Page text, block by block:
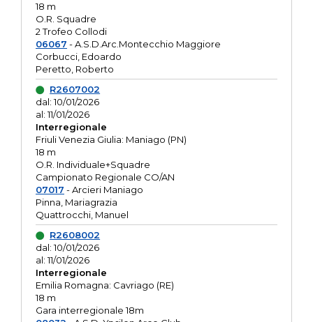
18 m
O.R. Squadre
2 Trofeo Collodi
06067 - A.S.D.Arc.Montecchio Maggiore
Corbucci, Edoardo
Peretto, Roberto
R2607002
dal: 10/01/2026
al: 11/01/2026
Interregionale
Friuli Venezia Giulia: Maniago (PN)
18 m
O.R. Individuale+Squadre
Campionato Regionale CO/AN
07017 - Arcieri Maniago
Pinna, Mariagrazia
Quattrocchi, Manuel
R2608002
dal: 10/01/2026
al: 11/01/2026
Interregionale
Emilia Romagna: Cavriago (RE)
18 m
Gara interregionale 18m